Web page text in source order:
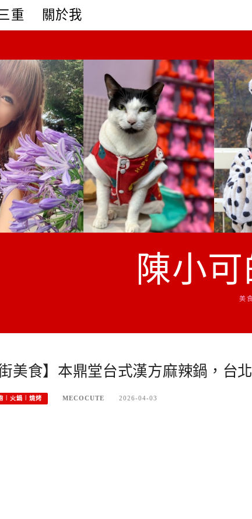
重 關於我
陳小
美
街美食】本鼎堂台式漢方麻辣鍋，台
︱火鍋︱燒烤 MECOCUTE 2026-04-03